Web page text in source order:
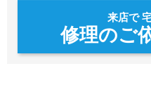
来店で
修理のご